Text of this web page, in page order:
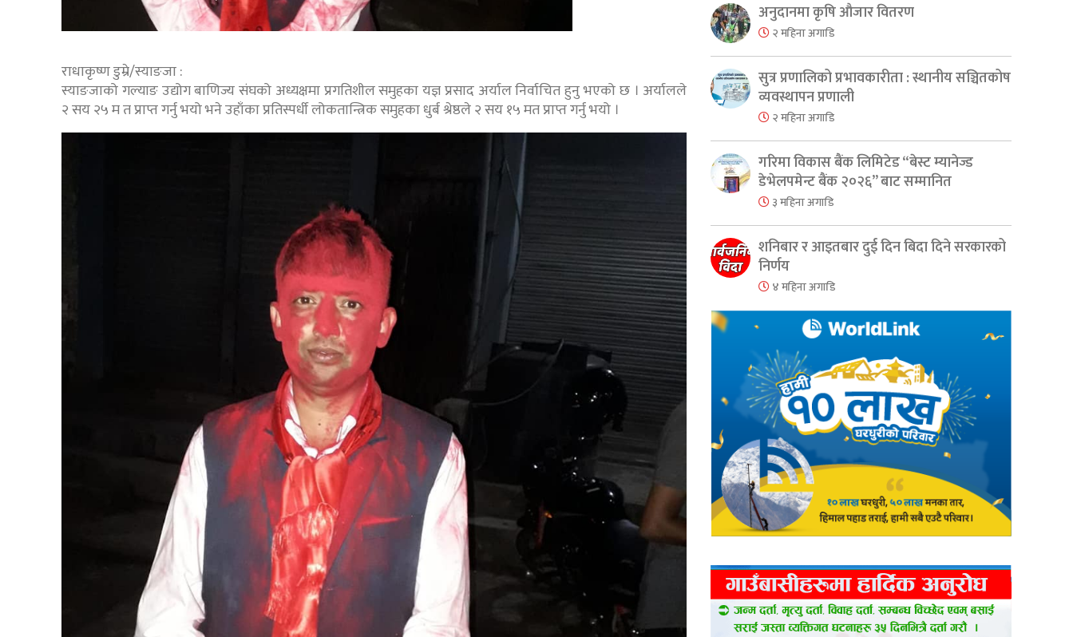
राधाकृष्ण डुम्रे/स्याङजा :
स्याङजाको गल्याङ उद्योग बाणिज्य संघको अध्यक्षमा प्रगतिशील समुहका यज्ञ प्रसाद अर्याल निर्वाचित हुनु भएको छ । अर्यालले
२ सय २५ म त प्राप्त गर्नु भयो भने उहाँका प्रतिस्पर्धी लोकतान्त्रिक समुहका धुर्ब श्रेष्ठले २ सय १५ मत प्राप्त गर्नु भयो ।
अनुदानमा कृषि औजार वितरण
२ महिना अगाडि
सुत्र प्रणालिको प्रभावकारीता : स्थानीय सञ्चितकोष
व्यवस्थापन प्रणाली
२ महिना अगाडि
गरिमा विकास बैंक लिमिटेड “बेस्ट म्यानेज्ड
डेभेलपमेन्ट बैंक २०२६” बाट सम्मानित
३ महिना अगाडि
शनिबार र आइतबार दुई दिन बिदा दिने सरकारको
निर्णय
४ महिना अगाडि